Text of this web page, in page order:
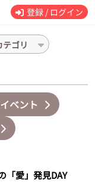
登録 / ログイン
テゴリ
ベント
「愛」発見DAY